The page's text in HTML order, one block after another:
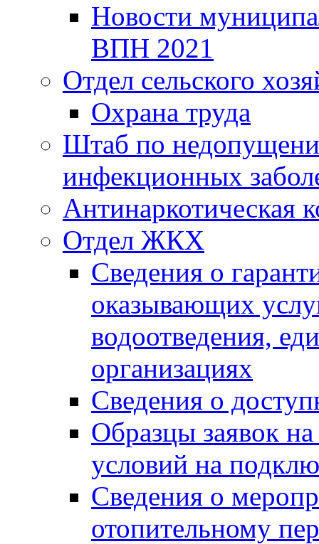
Новости
ВПН 2021
Отдел сельского
Охрана труда
Штаб по
инфекционных
Антинаркотическая
Отдел ЖКХ
Сведения о
оказывающих
водоотведения,
организациях
Сведения о
Образцы заявок
условий на
Сведения о
отопительному